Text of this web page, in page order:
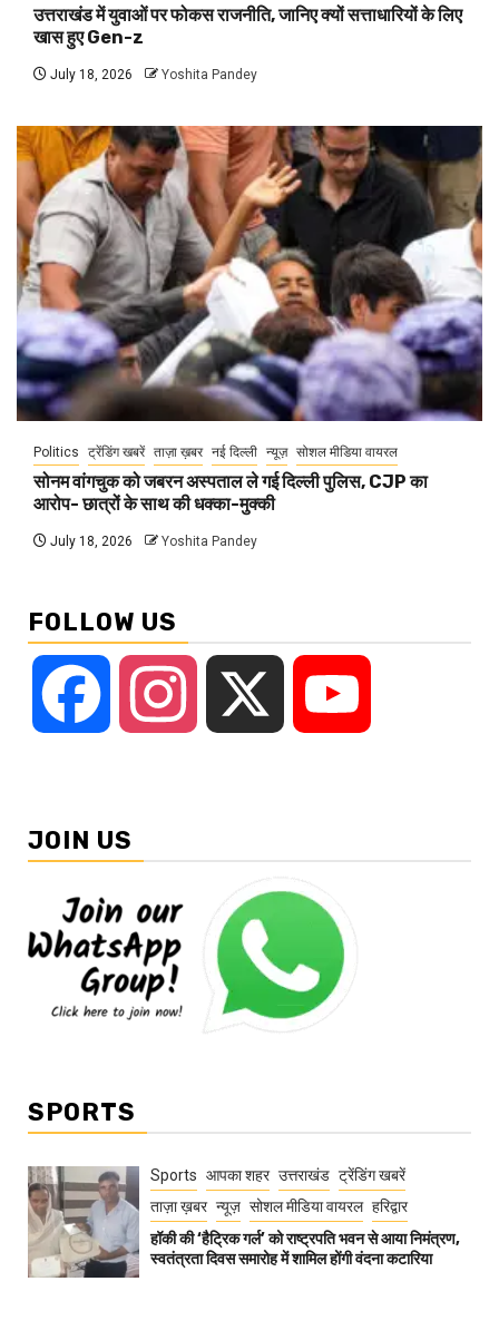
उत्तराखंड में युवाओं पर फोकस राजनीति, जानिए क्यों सत्ताधारियों के लिए
खास हुए Gen-z
July 18, 2026 Yoshita Pandey
Politics ट्रेंडिंग खबरें ताज़ा ख़बर नई दिल्ली न्यूज़ सोशल मीडिया वायरल
सोनम वांगचुक को जबरन अस्पताल ले गई दिल्ली पुलिस, CJP का
आरोप- छात्रों के साथ की धक्का-मुक्की
July 18, 2026 Yoshita Pandey
FOLLOW US
Facebook Instagram
JOIN US
SPORTS
Sports आपका शहर उत्तराखंड ट्रेंडिंग खबरें
ताज़ा ख़बर न्यूज़ सोशल मीडिया वायरल हरिद्वार
हॉकी की ‘हैट्रिक गर्ल’ को राष्ट्रपति भवन से आया निमंत्रण,
स्वतंत्रता दिवस समारोह में शामिल होंगी वंदना कटारिया